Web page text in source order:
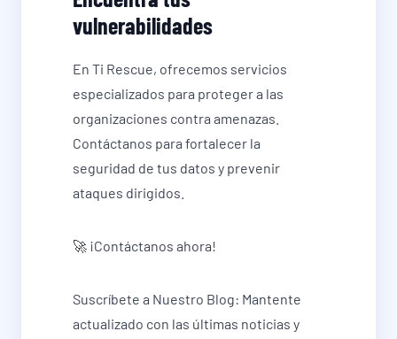
vulnerabilidades
En Ti Rescue, ofrecemos servicios
especializados para proteger a las
organizaciones contra amenazas.
Contáctanos para fortalecer la
seguridad de tus datos y prevenir
ataques dirigidos.
🚀 ¡Contáctanos ahora!
Suscríbete a Nuestro Blog: Mantente
actualizado con las últimas noticias y